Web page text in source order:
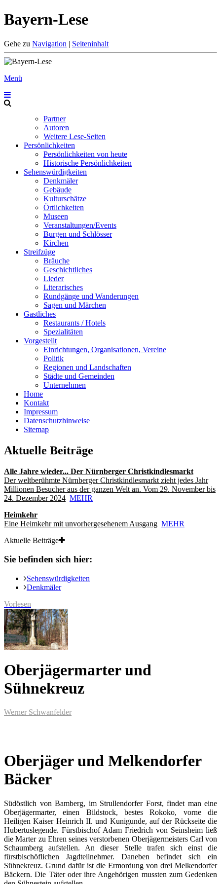
Bayern-Lese
Gehe zu Navigation | Seiteninhalt
Menü
Partner
Autoren
Weitere Lese-Seiten
Persönlichkeiten
Persönlichkeiten von heute
Historische Persönlichkeiten
Sehenswürdigkeiten
Denkmäler
Gebäude
Kulturschätze
Örtlichkeiten
Museen
Veranstaltungen/Events
Burgen und Schlösser
Kirchen
Streifzüge
Bräuche
Geschichtliches
Lieder
Literarisches
Rundgänge und Wanderungen
Sagen und Märchen
Gastliches
Restaurants / Hotels
Spezialitäten
Vorgestellt
Einrichtungen, Organisationen, Vereine
Politik
Regionen und Landschaften
Städte und Gemeinden
Unternehmen
Home
Kontakt
Impressum
Datenschutzhinweise
Sitemap
Aktuelle Beiträge
Alle Jahre wieder... Der Nürnberger Christkindlesmarkt
Der weltberühmte Nürnberger Christkindlesmarkt zieht jedes Jahr
Millionen Besucher aus der ganzen Welt an. Vom 29. November bis
24. Dezember 2024 MEHR
Heimkehr
Eine Heimkehr mit unvorhergesehenem Ausgang MEHR
Aktuelle Beiträge
Sie befinden sich hier:
Sehenswürdigkeiten
Denkmäler
Vorlesen
Oberjägermarter und
Sühnekreuz
Werner Schwanfelder
Oberjäger und Melkendorfer
Bäcker
Südöstlich von Bamberg, im Strullendorfer Forst, findet man eine
Oberjägermarter, einen Bildstock, bestes Rokoko, vorne die
Heiligen Kaiser Heinrich II. und Kunigunde, auf der Rückseite die
Hubertuslegende. Fürstbischof Adam Friedrich von Seinsheim ließ
die Marter zu Ehren seines verstorbenen Oberjägermeisters Carl von
Schaumberg aufstellen. An dieser Stelle trafen sich einst die
fürstbischöflichen Jagdteilnehmer. Daneben befindet sich ein
Sühnekreuz. Grund dafür ist die Ermordung von drei Melkendorfer
Bäckern. Die Täter oder ihre Angehörigen mussten zum Gedenken